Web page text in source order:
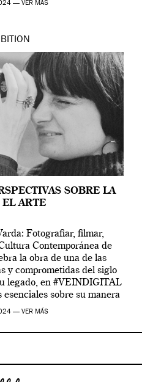
— VER MÁS
SOBRE LA
ARTE
Fotografiar, filmar,
Contemporánea de
la obra de una de las
y comprometidas del siglo
legado, en #VEINDIGITAL
sobre su manera
y el arte contemporáneo.
— VER MÁS